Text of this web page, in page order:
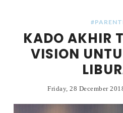
KADO AKHIR
VISION
Friday, 28 December